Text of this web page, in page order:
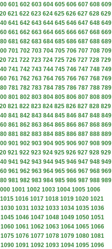
601 602 603 604 605 606 607 608 609
621 622 623 624 625 626 627 628 629
641 642 643 644 645 646 647 648 649
661 662 663 664 665 666 667 668 669
681 682 683 684 685 686 687 688 689
701 702 703 704 705 706 707 708 709
721 722 723 724 725 726 727 728 729
741 742 743 744 745 746 747 748 749
761 762 763 764 765 766 767 768 769
781 782 783 784 785 786 787 788 789
801 802 803 804 805 806 807 808 809
821 822 823 824 825 826 827 828 829
841 842 843 844 845 846 847 848 849
861 862 863 864 865 866 867 868 869
881 882 883 884 885 886 887 888 889
901 902 903 904 905 906 907 908 909
921 922 923 924 925 926 927 928 929
941 942 943 944 945 946 947 948 949
961 962 963 964 965 966 967 968 969
981 982 983 984 985 986 987 988 989
1001 1002 1003 1004 1005 1006
1015 1016 1017 1018 1019 1020 1021
1030 1031 1032 1033 1034 1035 1036
1045 1046 1047 1048 1049 1050 1051
1060 1061 1062 1063 1064 1065 1066
1075 1076 1077 1078 1079 1080 1081
1090 1091 1092 1093 1094 1095 1096